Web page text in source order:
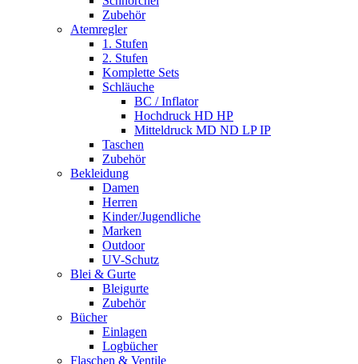
Zubehör
Atemregler
1. Stufen
2. Stufen
Komplette Sets
Schläuche
BC / Inflator
Hochdruck HD HP
Mitteldruck MD ND LP IP
Taschen
Zubehör
Bekleidung
Damen
Herren
Kinder/Jugendliche
Marken
Outdoor
UV-Schutz
Blei & Gurte
Bleigurte
Zubehör
Bücher
Einlagen
Logbücher
Flaschen & Ventile